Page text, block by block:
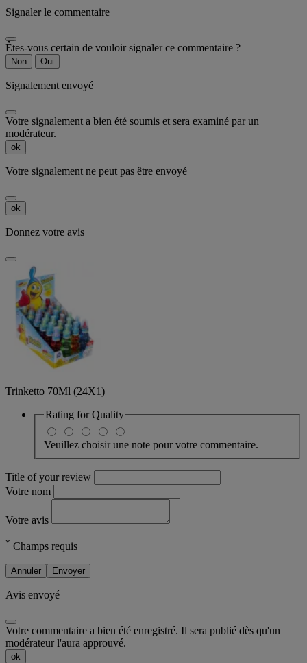
Signaler le commentaire
Êtes-vous certain de vouloir signaler ce commentaire ?
Non Oui
Signalement envoyé
Votre signalement a bien été soumis et sera examiné par un
modérateur.
ok
Votre signalement ne peut pas être envoyé
ok
Donnez votre avis
Trinketto 70Ml (24X1)
Rating forQuality
Veuillez choisir une note pour votre commentaire.
Title of your review
Votre nom
Votre avis
* Champs requis
Annuler Envoyer
Avis envoyé
Votre commentaire a bien été enregistré. Il sera publié dès qu'un
modérateur l'aura approuvé.
ok